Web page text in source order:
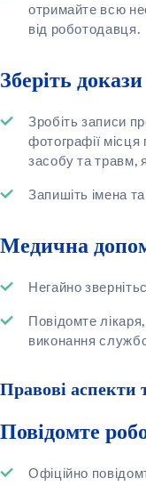
отримайте всю
від роботодавця.
Зберіть докази
Зробіть записи
фотографії
засобу та травм,
Запишіть імена та
Медична
Негайно
Повідомте
виконання
Правові аспекти
Повідомте
Офіційно